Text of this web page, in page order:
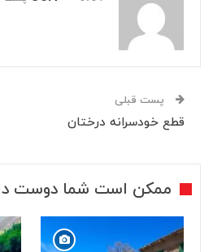
پست قبلی
قطع خودسرانه درختان
ممکن است شما دوست